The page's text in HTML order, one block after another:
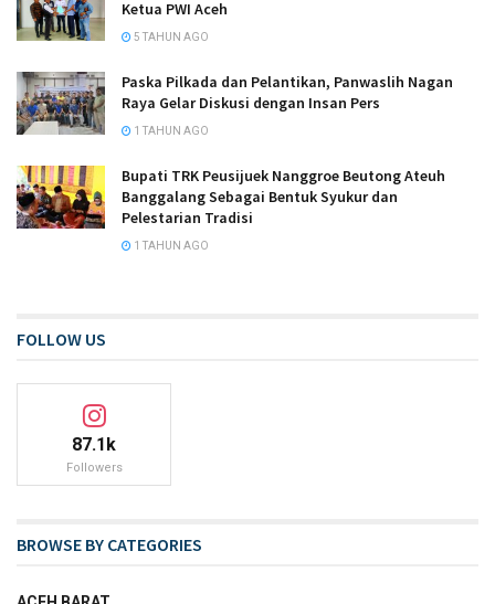
Ketua PWI Aceh
5 TAHUN AGO
Paska Pilkada dan Pelantikan, Panwaslih Nagan
Raya Gelar Diskusi dengan Insan Pers
1 TAHUN AGO
Bupati TRK Peusijuek Nanggroe Beutong Ateuh
Banggalang Sebagai Bentuk Syukur dan
Pelestarian Tradisi
1 TAHUN AGO
FOLLOW US
87.1k
Followers
BROWSE BY CATEGORIES